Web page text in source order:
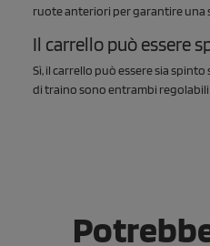
ruote anteriori per garantire una
Il carrello può essere
Sì, il carrello può essere sia
di traino sono entrambi regolabili